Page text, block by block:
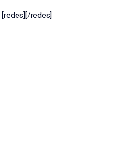
[redes][/redes]